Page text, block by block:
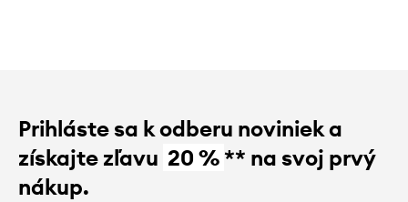
Prihláste sa k odberu noviniek a
získajte zľavu 20 %** na svoj prvý
nákup.